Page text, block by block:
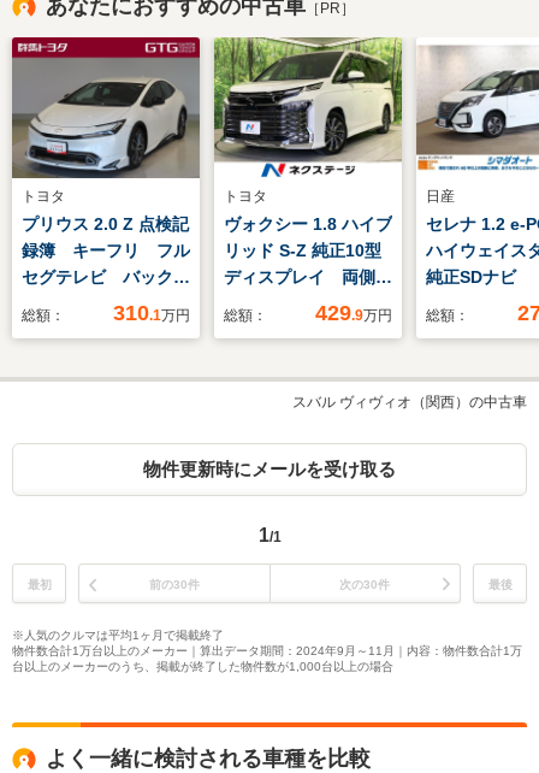
あなたにおすすめの中古車 ［PR］
トヨタ
プリウス 2.0 Z 点検記
録簿 キーフリ フル
セグテレビ バックモ
ニター 100V LED
ートエアコン Pシー
ム 横滑り防止装置
総額： 310.1万円
トヨタ
ヴォクシー 1.8 ハイブ
リッド S-Z 純正10型
ディスプレイ 両側電
動ドア 全周囲カメ
ハーフレザーシート
シートヒーター 3眼
ETC 純正17インチ
総額： 429.9万円
日産
セレナ 1.2 e-
ハイウェイス
純正SDナビ
ブレコーダ
クルーズコン
ル 衝突被害
ンプ スマ
総額：
スバル ヴィヴィオ（関西）の中古車
物件更新時にメールを受け取る
1/1
最初 前の30件 次の30件 最後
※人気のクルマは平均1ヶ月で掲載終了
物件数合計1万台以上のメーカー｜算出データ期間：2024年9月～11月｜内容：物件数合計1万
台以上のメーカーのうち、掲載が終了した物件数が1,000台以上の場合
よく一緒に検討される車種を比較